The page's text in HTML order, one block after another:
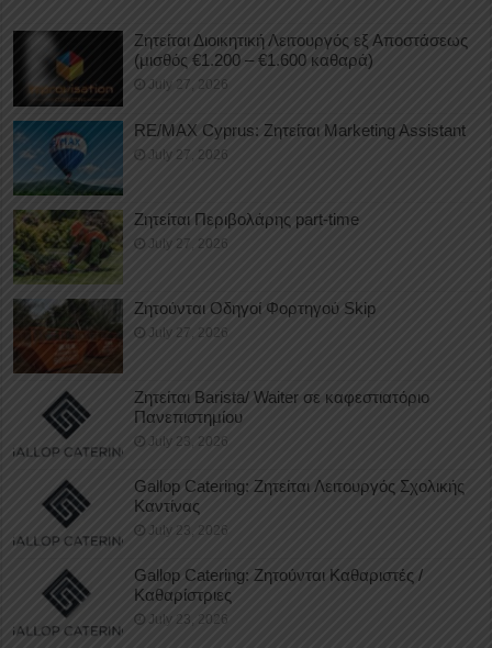
Ζητείται Διοικητική Λειτουργός εξ Αποστάσεως
(μισθός €1.200 – €1.600 καθαρά)
July 27, 2026
RE/MAX Cyprus: Ζητείται Marketing Assistant
July 27, 2026
Ζητείται Περιβολάρης part-time
July 27, 2026
Ζητούνται Οδηγοί Φορτηγού Skip
July 27, 2026
Ζητείται Barista/ Waiter σε καφεστιατόριο
Πανεπιστημίου
July 23, 2026
Gallop Catering: Ζητείται Λειτουργός Σχολικής
Καντίνας
July 23, 2026
Gallop Catering: Ζητούνται Καθαριστές /
Καθαρίστριες
July 23, 2026